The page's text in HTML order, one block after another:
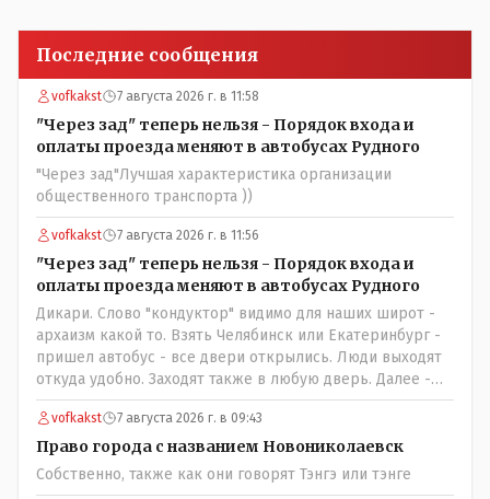
Последние сообщения
vofkakst 7 августа 2026 г. в 11:58
"Через зад" теперь нельзя - Порядок входа и
оплаты проезда меняют в автобусах Рудного
"Через зад"Лучшая характеристика организации
общественного транспорта ))
vofkakst 7 августа 2026 г. в 11:56
"Через зад" теперь нельзя - Порядок входа и
оплаты проезда меняют в автобусах Рудного
Дикари. Слово "кондуктор" видимо для наших широт -
архаизм какой то. Взять Челябинск или Екатеринбург -
пришел автобус - все двери открылись. Люди выходят
откуда удобно. Заходят также в любую дверь. Далее -
либо платишь сам (у каждой двери есть валидатор),
либо кондуктор подойдет с терминалом. Водитель
разгружен от вопросов оплаты, полностью
сконцентрировавшись на управлении автобусом.
Кондуктор - помимо удобства - несомненно рабочие
vofkakst 7 августа 2026 г. в 09:43
Право города с названием Новониколаевск
Собственно, также как они говорят Тэнгэ или тэнге